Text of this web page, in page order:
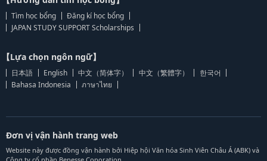
Tìm học bổng
Đăng kí học bổng
JAPAN STUDY SUPPORT Scholarships
【Lựa chọn ngôn ngữ】
日本語 English 中文（简体字） 中文（繁體字）
한국어
Bahasa Indonesia
ภาษาไทย
Đơn vị vận hành trang web
Website này được đồng vận hành bởi Hiệp hội Văn hóa Sinh Viên Châu Á (ABK) và